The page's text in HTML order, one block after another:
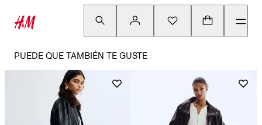
PUEDE QUE TAMBIÉN TE GUSTE